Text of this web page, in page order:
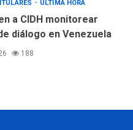
ÚLTIMA HORA
a CIDH monitorear
diálogo en Venezuela
188